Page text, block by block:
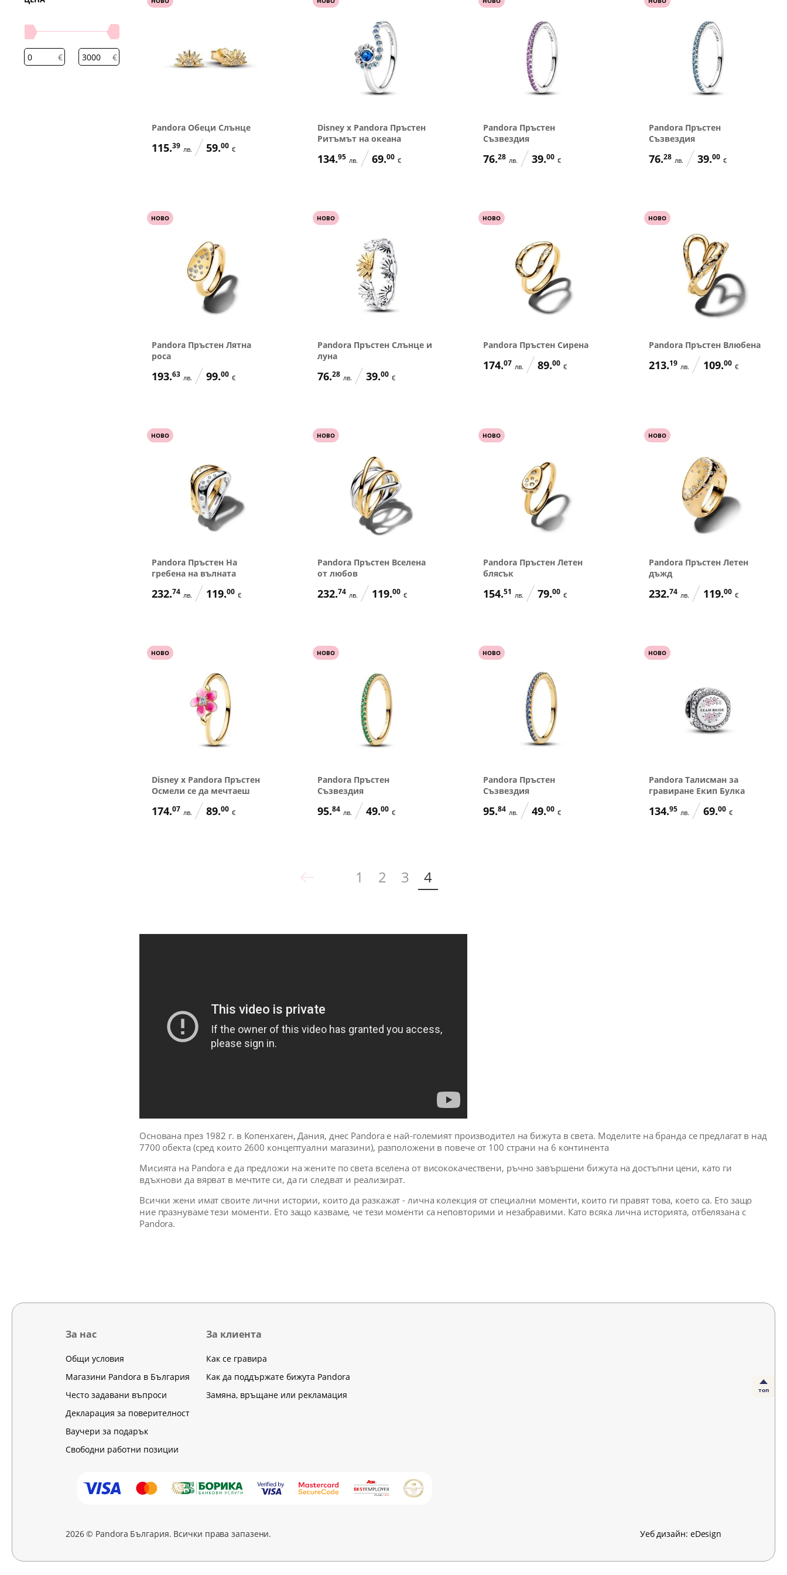
€ €
Pandora Обеци Слънце
115.39 лв. 59.00 €
Disney x Pandora Пръстен
Ритъмът на океана
134.95 лв. 69.00 €
Pandora Пръстен
Съзвездия
76.28 лв. 39.00 €
Pandora Пръстен
Съзвездия
76.28 лв. 39.00 €
НОВО
Pandora Пръстен Лятна
роса
193.63 лв. 99.00 €
НОВО
Pandora Пръстен Слънце и
луна
76.28 лв. 39.00 €
НОВО
Pandora Пръстен Сирена
174.07 лв. 89.00 €
НОВО
Pandora Пръстен Влюбена
213.19 лв. 109.00 €
НОВО
Pandora Пръстен На
гребена на вълната
232.74 лв. 119.00 €
НОВО
Pandora Пръстен Вселена
от любов
232.74 лв. 119.00 €
НОВО
Pandora Пръстен Летен
блясък
154.51 лв. 79.00 €
НОВО
Pandora Пръстен Летен
дъжд
232.74 лв. 119.00 €
НОВО
Disney x Pandora Пръстен
Осмели се да мечтаеш
174.07 лв. 89.00 €
НОВО
Pandora Пръстен
Съзвездия
95.84 лв. 49.00 €
НОВО
Pandora Пръстен
Съзвездия
95.84 лв. 49.00 €
НОВО
Pandora Талисман за
гравиране Екип Булка
134.95 лв. 69.00 €
1 2 3 4
Основана през 1982 г. в Копенхаген, Дания, днес Pandora е най-големият производител на бижута в света. Моделите на бранда се предлагат в над
7700 обекта (сред които 2600 концептуални магазини), разположени в повече от 100 страни на 6 континента
Мисията на Pandora e да предложи на жените по света вселена от висококачествени, ръчно завършени бижута на достъпни цени, като ги
вдъхнови да вярват в мечтите си, да ги следват и реализират.
Всички жени имат своите лични истории, които да разкажат - лична колекция от специални моменти, които ги правят това, което са. Ето защо
ние празнуваме тези моменти. Ето защо казваме, че тези моменти са неповторими и незабравими. Като всяка лична историята, отбелязана с
Pandora.
топ
За нас
Общи условия
Магазини Pandora в България
Често задавани въпроси
Декларация за поверителност
Ваучери за подарък
Свободни работни позиции
За клиента
Как се гравира
Как да поддържате бижута Pandora
Замяна, връщане или рекламация
2026 © Pandora България. Всички права запазени. Уеб дизайн: eDesign